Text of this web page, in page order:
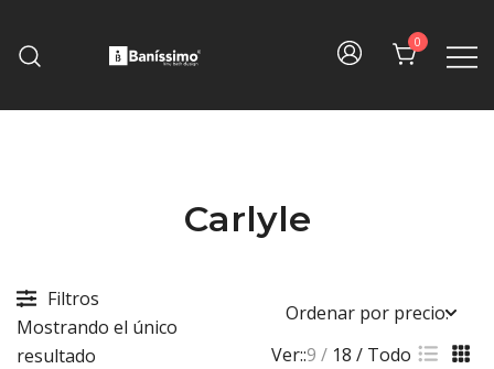
content
0
Carlyle
Filtros
Mostrando el único
resultado
Ver::9 18 Todo